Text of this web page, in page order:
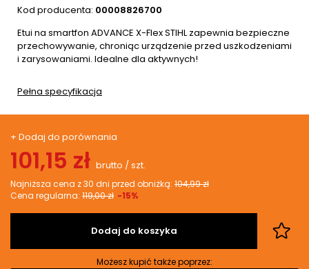
Kod producenta: 00008826700
Etui na smartfon ADVANCE X-Flex STIHL zapewnia bezpieczne
przechowywanie, chroniąc urządzenie przed uszkodzeniami
i zarysowaniami. Idealne dla aktywnych!
Pełna specyfikacja
+ Dodaj do porównania
101,15 zł brutto / szt.
Najniższa cena z 30 dni przed obniżką: 104,99 zł
Cena regularna: 119,00 zł -15%
Dodaj do koszyka
Możesz kupić także poprzez: